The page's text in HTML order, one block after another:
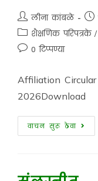
लीना कांबळे
शैक्षणिक परिपत्रके /
0 टिप्पण्या
Affiliation
2026Download
वाचन सुरू ठेवा